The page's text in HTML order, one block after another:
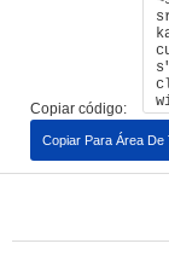
Copiar código:
Copiar Para Área